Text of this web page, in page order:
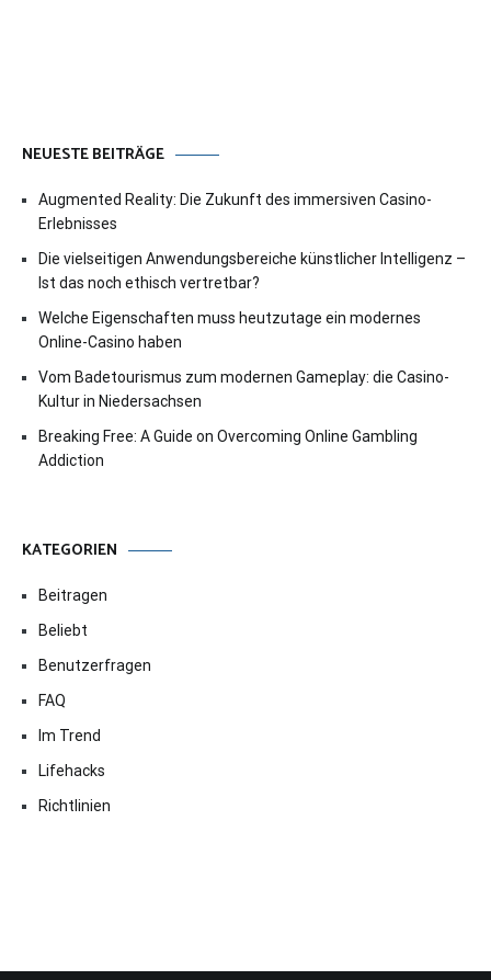
NEUESTE BEITRÄGE
Augmented Reality: Die Zukunft des immersiven Casino-
Erlebnisses
Die vielseitigen Anwendungsbereiche künstlicher Intelligenz –
Ist das noch ethisch vertretbar?
Welche Eigenschaften muss heutzutage ein modernes
Online-Casino haben
Vom Badetourismus zum modernen Gameplay: die Casino-
Kultur in Niedersachsen
Breaking Free: A Guide on Overcoming Online Gambling
Addiction
KATEGORIEN
Beitragen
Beliebt
Benutzerfragen
FAQ
Im Trend
Lifehacks
Richtlinien